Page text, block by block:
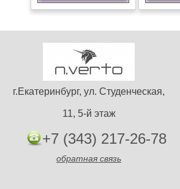
г.Екатеринбург, ул. Студенческая,
11, 5-й этаж
+7 (343) 217-26-78
обратная связь